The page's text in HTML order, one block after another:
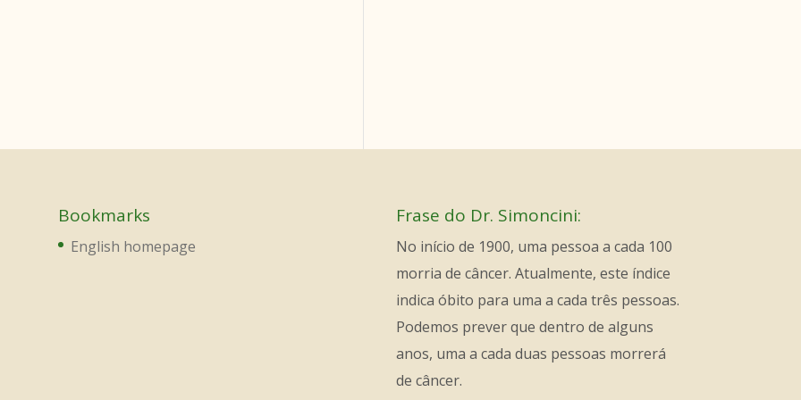
Bookmarks
English homepage
Frase do Dr. Simoncini:
No início de 1900, uma pessoa a cada 100
morria de câncer. Atualmente, este índice
indica óbito para uma a cada três pessoas.
Podemos prever que dentro de alguns
anos, uma a cada duas pessoas morrerá
de câncer.